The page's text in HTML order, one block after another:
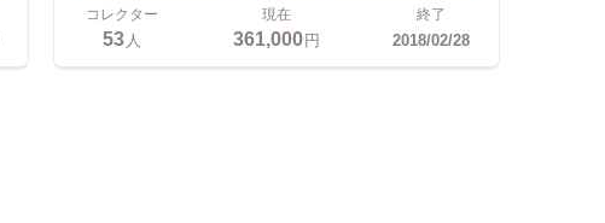
コレクター
53人
現在
361,000円
終了
2018/02/28